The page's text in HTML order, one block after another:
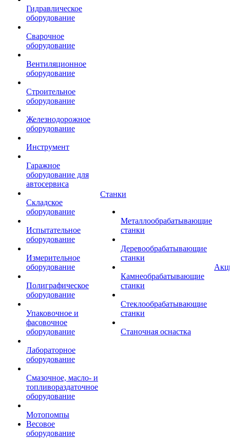
Гидравлическое
оборудование
Сварочное
оборудование
Вентиляционное
оборудование
Строительное
оборудование
Железнодорожное
оборудование
Инструмент
Гаражное
оборудование для
автосервиса
Складское
оборудование
Испытательное
оборудование
Измерительное
оборудование
Полиграфическое
оборудование
Упаковочное и
фасовочное
оборудование
Лабораторное
оборудование
Смазочное, масло- и
топливораздаточное
оборудование
Мотопомпы
Весовое
оборудование
Станки
Металлообрабатывающие
станки
Деревообрабатывающие
станки
Камнеобрабатывающие
станки
Стеклообрабатывающие
станки
Станочная оснастка